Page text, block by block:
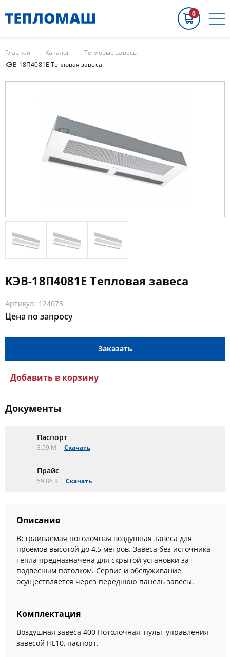
0
Главная Каталог
Тепловые завесы
КЭВ-18П4081Е Тепловая завеса
КЭВ-18П4081Е Тепловая завеса
Артикул: 124073
Цена по запросу
Заказать
Добавить в корзину
Документы
Паспорт
3.59 M Скачать
Прайс
59.86 K Скачать
Описание
Встраиваемая потолочная воздушная завеса для
проёмов высотой до 4,5 метров. Завеса без источника
тепла предназначена для скрытой установки за
подвесным потолком. Сервис и обслуживание
осуществляется через переднюю панель завесы.
Комплектация
Воздушная завеса 400 Потолочная, пульт управления
завесой HL10, паспорт.